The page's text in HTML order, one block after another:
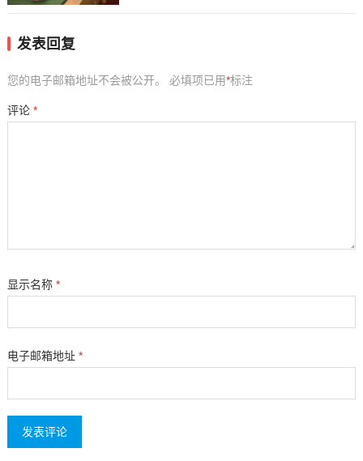
发表回复
您的电子邮箱地址不会被公开。 必填项已用*标注
评论 *
显示名称 *
电子邮箱地址 *